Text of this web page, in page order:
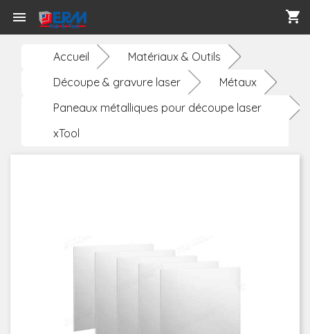
 shopping_cart
Accueil
Matériaux & Outils
Découpe & gravure laser
Métaux
Paneaux métalliques pour découpe laser
xTool